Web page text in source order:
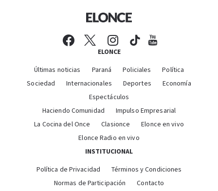
ELONCE
Últimas noticias Paraná Policiales
Política
Sociedad
Internacionales Deportes
Economía
Espectáculos
Haciendo Comunidad
Impulso Empresarial
La Cocina del Once
Clasionce
Elonce en vivo
Elonce Radio en vivo
INSTITUCIONAL
Política de Privacidad
Términos y Condiciones
Normas de Participación
Contacto